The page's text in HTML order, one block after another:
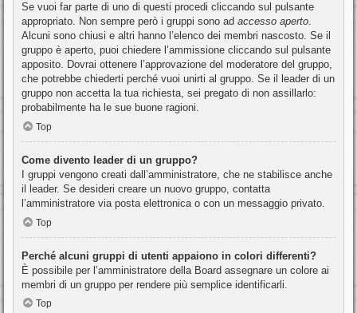
Se vuoi far parte di uno di questi procedi cliccando sul pulsante
appropriato. Non sempre però i gruppi sono ad accesso aperto.
Alcuni sono chiusi e altri hanno l’elenco dei membri nascosto. Se il
gruppo è aperto, puoi chiedere l’ammissione cliccando sul pulsante
apposito. Dovrai ottenere l’approvazione del moderatore del gruppo,
che potrebbe chiederti perché vuoi unirti al gruppo. Se il leader di un
gruppo non accetta la tua richiesta, sei pregato di non assillarlo:
probabilmente ha le sue buone ragioni.
Top
Come divento leader di un gruppo?
I gruppi vengono creati dall’amministratore, che ne stabilisce anche
il leader. Se desideri creare un nuovo gruppo, contatta
l’amministratore via posta elettronica o con un messaggio privato.
Top
Perché alcuni gruppi di utenti appaiono in colori differenti?
È possibile per l’amministratore della Board assegnare un colore ai
membri di un gruppo per rendere più semplice identificarli.
Top